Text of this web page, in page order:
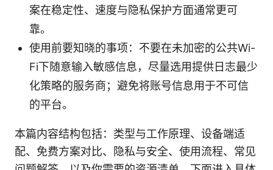
案在稳定性、速度与隐私保护方面通常更可
靠。
使用前要知晓的事项：不要在未加密的公共Wi-
Fi下随意输入敏感信息，尽量选用提供日志最少
化策略的服务商；避免将账号信息用于不可信
的平台。
本篇内容结构包括：类型与工作原理、设备端适
配、免费方案对比、隐私与安全、使用流程、常见